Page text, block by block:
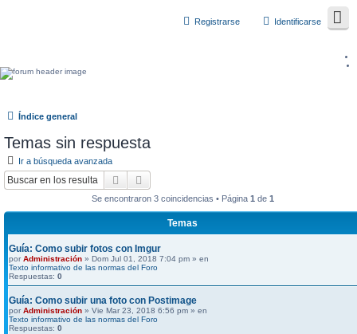
Identificarse
Registrarse
Índice general
Temas sin respuesta
Ir a búsqueda avanzada
Buscar
Se encontraron 3 coincidencias • Página 1 de 1
Temas
Guía: Como subir fotos con Imgur
por Administración » Dom Jul 01, 2018 7:04 pm » en
Texto informativo de las normas del Foro
Respuestas: 0
Guía: Como subir una foto con Postimage
por Administración » Vie Mar 23, 2018 6:56 pm » en
Texto informativo de las normas del Foro
Respuestas: 0